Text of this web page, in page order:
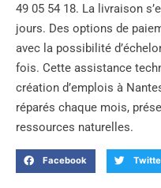
49 05 54 18. La livraison
jours. Des options de
avec la possibilité
fois. Cette assistance
création d’emplois à
réparés chaque mois,
ressources naturelles.
Facebook